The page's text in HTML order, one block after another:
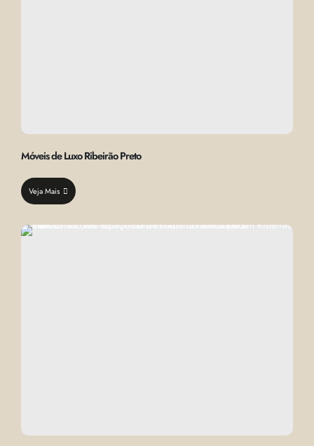
Móveis de Luxo Ribeirão Preto
Veja Mais